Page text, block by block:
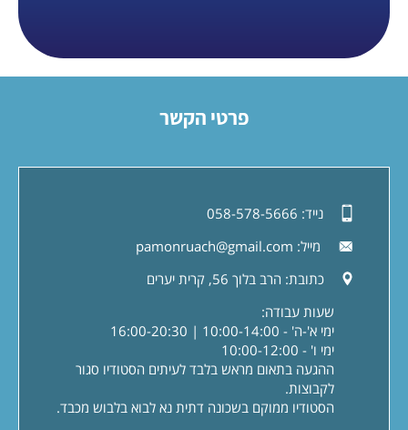
פרטי הקשר
נייד: 058-578-5666
מייל: pamonruach@gmail.com
כתובת: הרב בלוך 56, קרית יערים
שעות עבודה:
ימי א'-ה' - 10:00-14:00 | 16:00-20:30
ימי ו' - 10:00-12:00
ההגעה בתאום מראש בלבד לעיתים הסטודיו סגור
לקבוצות.
הסטודיו ממוקם בשכונה דתית נא לבוא בלבוש מכבד.